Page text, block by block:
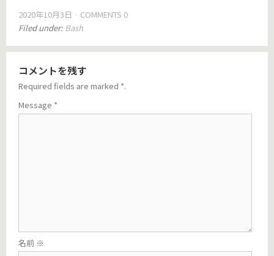
2020年10月3日
COMMENTS 0
Filed under: Bash
コメントを残す
Required fields are marked *.
Message *
名前 ※